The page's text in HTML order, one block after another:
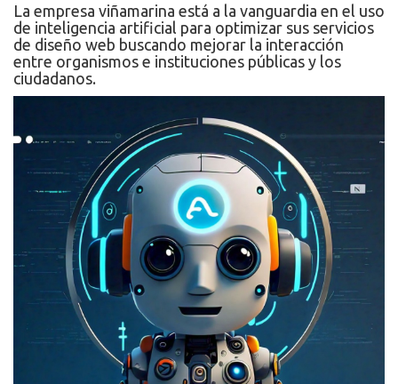
La empresa viñamarina está a la vanguardia en el uso
de inteligencia artificial para optimizar sus servicios
de diseño web buscando mejorar la interacción
entre organismos e instituciones públicas y los
ciudadanos.